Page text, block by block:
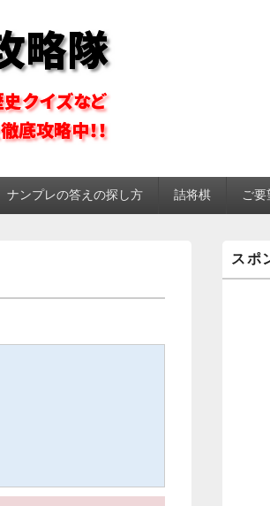
ナンプレの答えの探し方 詰将棋 ご
イ
ン
スポ